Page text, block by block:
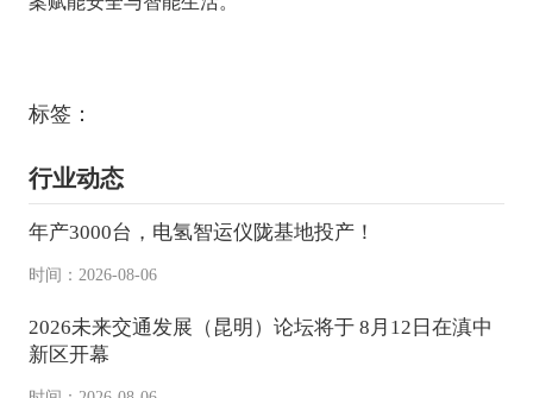
标签：
行业动态
年产3000台，电氢智运仪陇基地投产！
时间：2026-08-06
2026未来交通发展（昆明）论坛将于 8月12日在滇中
新区开幕